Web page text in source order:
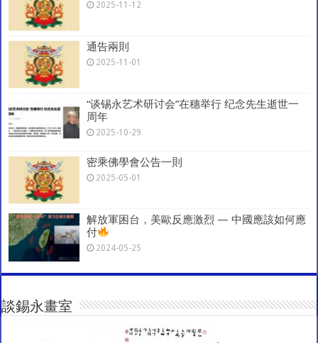
2025-11-12
通告兩則
2025-11-01
“谈锡永艺术研讨会”在穗举行 纪念先生逝世一
周年
2025-10-29
密乘佛學會公告一則
2025-05-01
解放軍困台，美歐反應激烈 — 中國應該如何應
付
2024-05-25
談錫永畫室